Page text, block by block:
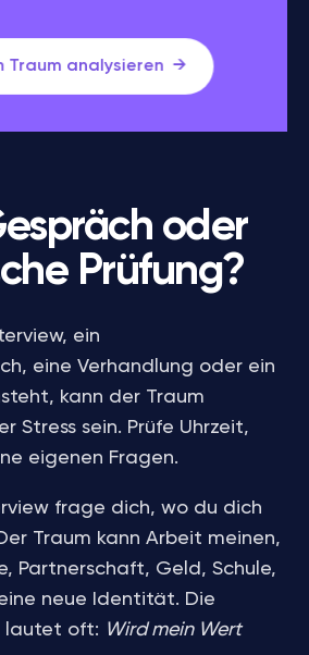
Traum analysieren
oder
Prüfung?
ein
eine Verhandlung oder ein
kann der Traum
Stress sein. Prüfe Uhrzeit,
eigenen Fragen.
frage dich, wo du dich
Traum kann Arbeit meinen,
Partnerschaft, Geld, Schule,
neue Identität. Die
lautet oft: Wird mein Wert